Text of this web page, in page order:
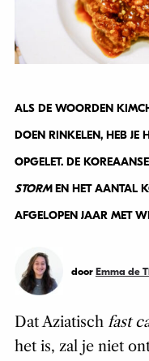
ALS DE WOORDEN
DOEN RINKELEN, HEB JE
OPGELET. DE
STORMEN HET AANTAL
AFGELOPEN JAAR MET
door Emma de
Dat Aziatisch fast
het is, zal je niet